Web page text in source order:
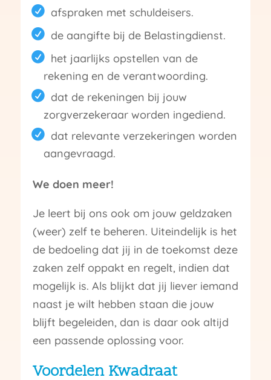
afspraken met schuldeisers.
de aangifte bij de Belastingdienst.
het jaarlijks opstellen van de
rekening en de verantwoording.
dat de rekeningen bij jouw
zorgverzekeraar worden ingediend.
dat relevante verzekeringen worden
aangevraagd.
We doen meer!
Je leert bij ons ook om jouw geldzaken
(weer) zelf te beheren. Uiteindelijk is het
de bedoeling dat jij in de toekomst deze
zaken zelf oppakt en regelt, indien dat
mogelijk is. Als blijkt dat jij liever iemand
naast je wilt hebben staan die jouw
blijft begeleiden, dan is daar ook altijd
een passende oplossing voor.
Voordelen Kwadraat